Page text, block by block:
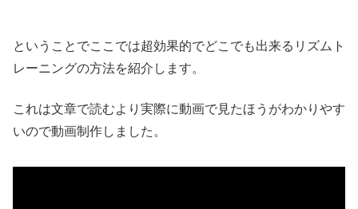
ということでここでは超効果的でどこでも出来るリズムト
レーニングの方法を紹介します。
これは文章で読むより実際に動画で見たほうがわかりやす
いので動画制作しました。